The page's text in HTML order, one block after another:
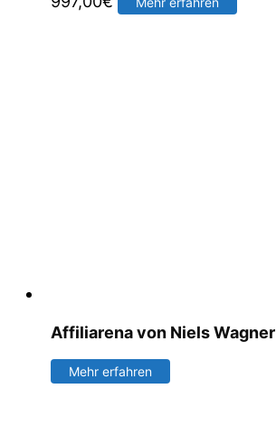
Affiliarena von Niels Wagner
Mehr erfahren